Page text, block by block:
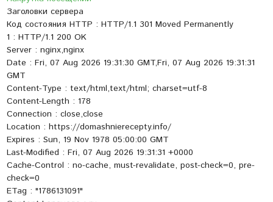
Заголовки сервера
Код состояния HTTP : HTTP/1.1 301 Moved Permanently
1 : HTTP/1.1 200 OK
Server : nginx,nginx
Date : Fri, 07 Aug 2026 19:31:30 GMT,Fri, 07 Aug 2026 19:31:31
GMT
Content-Type : text/html,text/html; charset=utf-8
Content-Length : 178
Connection : close,close
Location : https://domashnierecepty.info/
Expires : Sun, 19 Nov 1978 05:00:00 GMT
Last-Modified : Fri, 07 Aug 2026 19:31:31 +0000
Cache-Control : no-cache, must-revalidate, post-check=0, pre-
check=0
ETag : "1786131091"